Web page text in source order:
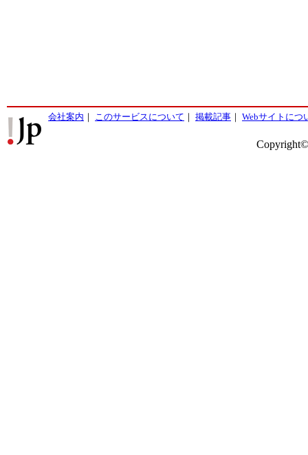
会社案内 ｜ このサービスについて ｜ 掲載記事 ｜ Webサイトにつ